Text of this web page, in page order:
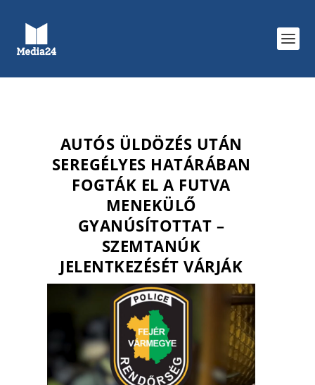
AUTÓS ÜLDÖZÉS UTÁN
SEREGÉLYES HATÁRÁBAN
FOGTÁK EL A FUTVA
MENEKÜLŐ
GYANÚSÍTOTTAT –
SZEMTANÚK
JELENTKEZÉSÉT VÁRJÁK